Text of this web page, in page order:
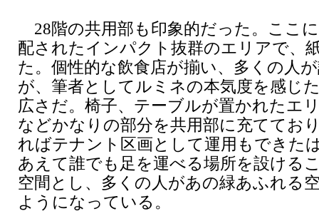
28階の共用部も印象的だった。ここ
配されたインパクト抜群のエリアで、
た。個性的な飲食店が揃い、多くの人
が、筆者としてルミネの本気度を感じ
広さだ。椅子、テーブルが置かれたエ
などかなりの部分を共用部に充ててお
ればテナント区画として運用もできた
あえて誰でも足を運べる場所を設ける
空間とし、多くの人があの緑あふれる
ようになっている。